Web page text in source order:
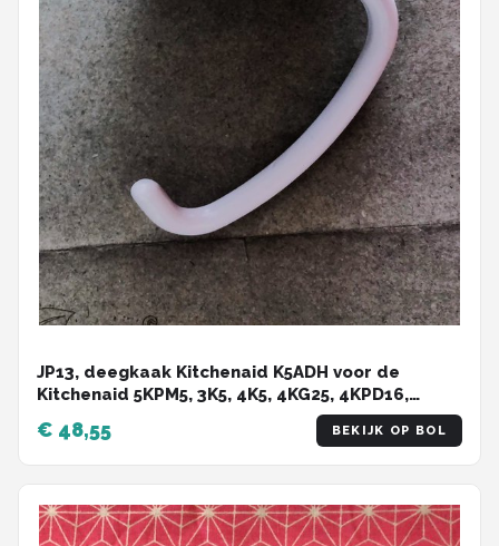
JP13, deegkaak Kitchenaid K5ADH voor de
Kitchenaid 5KPM5, 3K5, 4K5, 4KG25, 4KPD16,
4KSM50, 5K5, 5KPM50, 5KSM5, 7K5, 9KSM5, K4SS,
K5, KDM5, KG25H, KP50, KPM5, KSM5, KSMC50
5KPM5.
€ 48,55 BEKIJK OP BOL